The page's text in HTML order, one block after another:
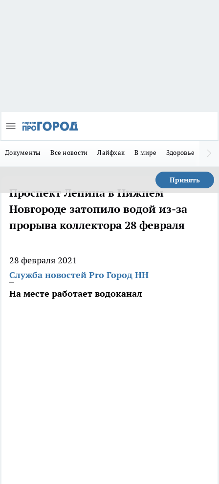
Документы Все новости Лайфхак В мире Здоровье
Принять
Проспект Ленина в Нижнем
Новгороде затопило водой из-за
прорыва коллектора 28 февраля
28 февраля 2021
Служба новостей Pro Город НН
На месте работает водоканал